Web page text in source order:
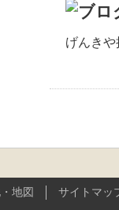
げんき
地図 サイトマッ